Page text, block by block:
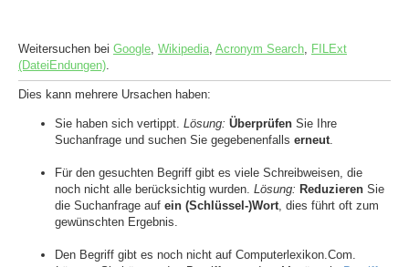
Weitersuchen bei Google, Wikipedia, Acronym Search, FILExt
(DateiEndungen).
Dies kann mehrere Ursachen haben:
Sie haben sich vertippt. Lösung: Überprüfen Sie Ihre
Suchanfrage und suchen Sie gegebenenfalls erneut
Für den gesuchten Begriff gibt es viele Schreibweisen, die
noch nicht alle berücksichtig wurden. Lösung: Reduzieren Sie
die Suchanfrage auf ein (Schlüssel-)Wort , dies führt oft zum
gewünschten Ergebnis.
Den Begriff gibt es noch nicht auf Computerlexikon.Com.